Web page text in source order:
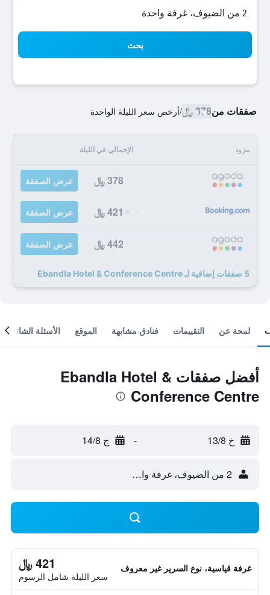
2 من الضيوف، غرفة واحدة
بحث
صفقات من378 ﷼ /أرخص سعر الليلة الواحدة
مزود الإجمالي في الليلة
378 ﷼ عرض الصفقة
421 ﷼ عرض الصفقة
442 ﷼ عرض الصفقة
5 صفقات إضافية لـ Ebandla Hotel & Conference Centre
لمحة عن التقييمات فنادق مشابهة الموقع الأسئلة الشائعة
أفضل صفقات Ebandla Hotel &
Conference Centre
خ 13/8 - ج 14/8
2 من الضيوف، غرفة واحدة
غرفة قياسية، نوع السرير غير معروف 421 ﷼
سعر الليلة شامل الرسوم